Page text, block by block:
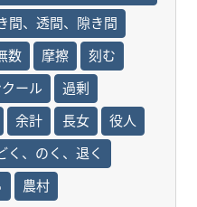
間、透間、隙き間
数 摩擦
刻む
ール
過剰
余計 長女
役人
く、のく、退く
農村